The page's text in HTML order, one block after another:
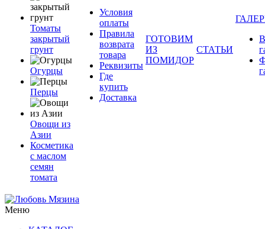
Томаты
закрытый
грунт
Огурцы
Перцы
Овощи из
Азии
Косметика
с маслом
семян
томата
Условия
оплаты
Правила
возврата
товара
Реквизиты
Где
купить
Доставка
ГОТОВИМ
ИЗ
ПОМИДОР
СТАТЬИ
Меню